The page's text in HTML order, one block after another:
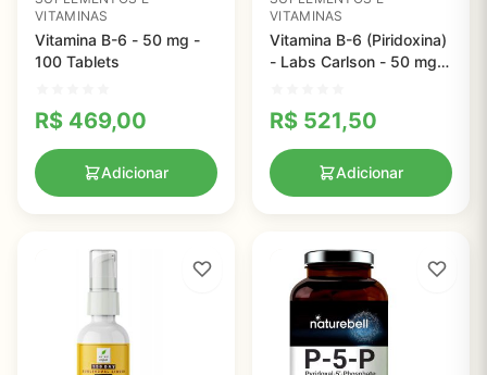
VITAMINAS
Vitamina B-6 - 50 mg -
100 Tablets
R$ 469,00
Adicionar
VITAMINAS
Vitamina B-6 (Piridoxina)
- Labs Carlson - 50 mg -
R$ 521,50
Adicionar